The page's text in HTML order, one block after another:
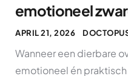
emotioneel
APRIL 21, 2026
Wanneer een dierbare
emotioneel én